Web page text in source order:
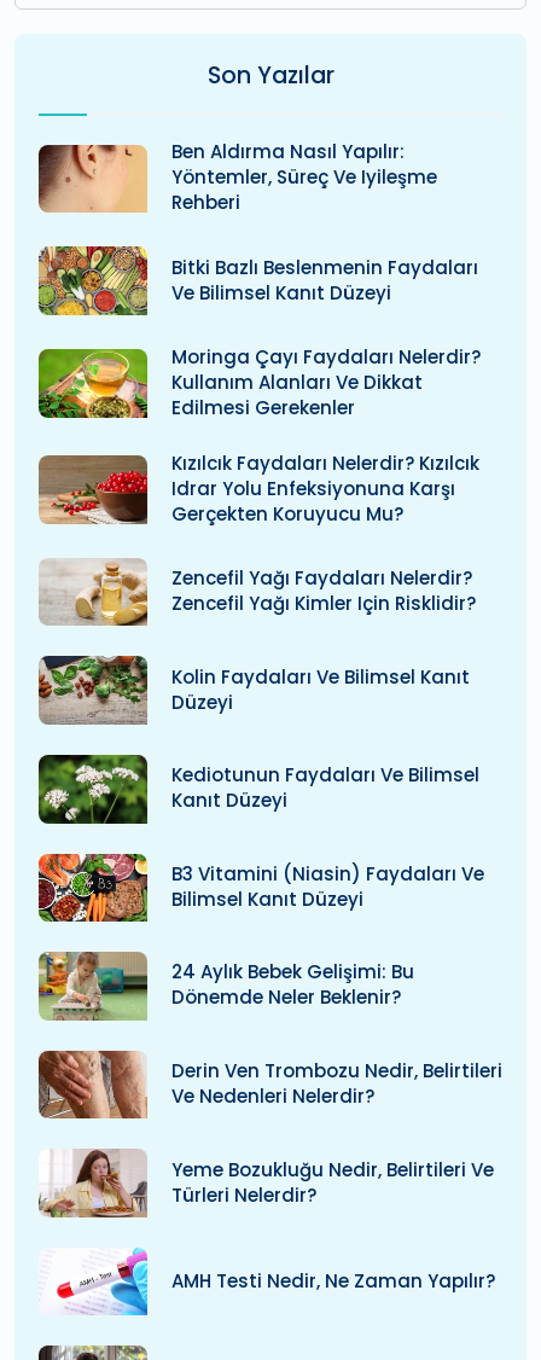
Son Yazılar
Ben Aldırma Nasıl Yapılır:
Yöntemler, Süreç Ve Iyileşme
Rehberi
Bitki Bazlı Beslenmenin Faydaları
Ve Bilimsel Kanıt Düzeyi
Moringa Çayı Faydaları Nelerdir?
Kullanım Alanları Ve Dikkat
Edilmesi Gerekenler
Kızılcık Faydaları Nelerdir? Kızılcık
Idrar Yolu Enfeksiyonuna Karşı
Gerçekten Koruyucu Mu?
Zencefil Yağı Faydaları Nelerdir?
Zencefil Yağı Kimler Için Risklidir?
Kolin Faydaları Ve Bilimsel Kanıt
Düzeyi
Kediotunun Faydaları Ve Bilimsel
Kanıt Düzeyi
B3 Vitamini (niasin) Faydaları Ve
Bilimsel Kanıt Düzeyi
24 Aylık Bebek Gelişimi: Bu
Dönemde Neler Beklenir?
Derin Ven Trombozu Nedir, Belirtileri
Ve Nedenleri Nelerdir?
Yeme Bozukluğu Nedir, Belirtileri Ve
Türleri Nelerdir?
AMH Testi Nedir, Ne Zaman Yapılır?